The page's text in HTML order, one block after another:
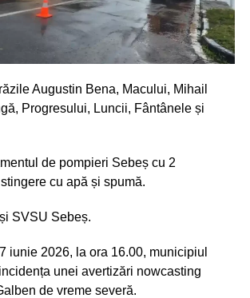
Augustin Bena, Macului, Mihail
Progresului, Luncii, Fântânele și
de pompieri Sebeș cu 2
cu apă și spumă.
SVSU Sebeș.
iunie 2026, la ora 16.00, municipiul
unei avertizări nowcasting
de vreme severă.